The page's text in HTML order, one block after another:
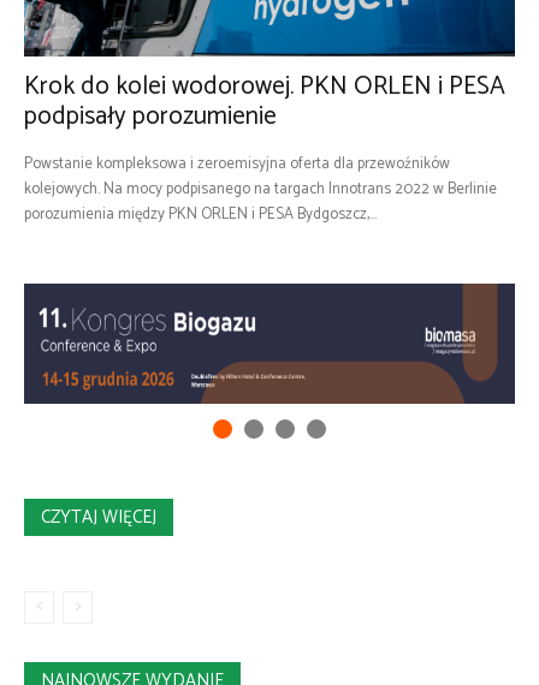
Krok do kolei wodorowej. PKN ORLEN i PESA
podpisały porozumienie
Powstanie kompleksowa i zeroemisyjna oferta dla przewoźników
kolejowych. Na mocy podpisanego na targach Innotrans 2022 w Berlinie
porozumienia między PKN ORLEN i PESA Bydgoszcz,...
CZYTAJ WIĘCEJ